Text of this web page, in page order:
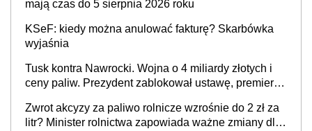
mają czas do 5 sierpnia 2026 roku
KSeF: kiedy można anulować fakturę? Skarbówka
wyjaśnia
Tusk kontra Nawrocki. Wojna o 4 miliardy złotych i
ceny paliw. Prezydent zablokował ustawę, premier
kierowców”
Zwrot akcyzy za paliwo rolnicze wzrośnie do 2 zł za
litr? Minister rolnictwa zapowiada ważne zmiany dla